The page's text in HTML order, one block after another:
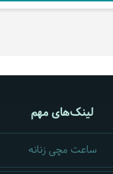
لینک‌های مهم
ساعت مچی زنانه